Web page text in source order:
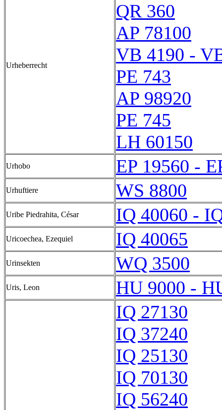
Urheberrecht
QR 360
AP 78100
VB 4190 -
PE 743
AP 98920
PE 745
LH 60150
Urhobo EP 19560 -
Urhuftiere WS 8800
Uribe Piedrahita, César IQ 40060 -
Uricoechea, Ezequiel IQ 40065
Urinsekten WQ 3500
Uris, Leon HU 9000 -
IQ 27130
IQ 37240
IQ 25130
IQ 70130
IQ 56240